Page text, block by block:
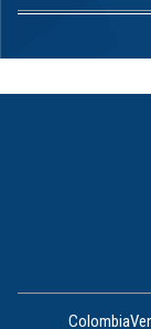
8
Colombia